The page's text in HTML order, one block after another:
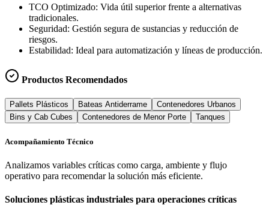
TCO Optimizado: Vida útil superior frente a alternativas
tradicionales.
Seguridad: Gestión segura de sustancias y reducción de
riesgos.
Estabilidad: Ideal para automatización y líneas de producción.
Productos Recomendados
Pallets Plásticos Bateas Antiderrame
Contenedores Urbanos
Bins y Cab Cubes
Contenedores de Menor Porte Tanques
Acompañamiento Técnico
Analizamos variables críticas como carga, ambiente y flujo
operativo para recomendar la solución más eficiente.
Soluciones plásticas industriales para operaciones críticas